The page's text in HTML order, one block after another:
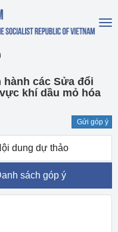
các Sửa đổi
khí dầu mỏ hóa
dung dự thảo
sách góp ý
Gửi góp ý